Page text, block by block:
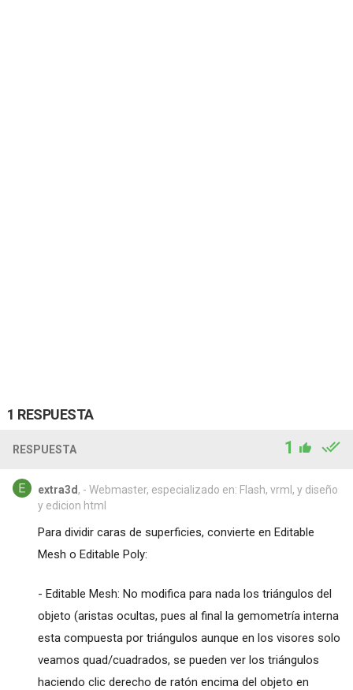
1 RESPUESTA
RESPUESTA 1
extra3d , - Webmaster, especializado en: Flash, vrml, y diseño
y edicion html
Para dividir caras de superficies, convierte en Editable
Mesh o Editable Poly:
- Editable Mesh: No modifica para nada los triángulos del
objeto (aristas ocultas, pues al final la gemometría interna
esta compuesta por triángulos aunque en los visores solo
veamos quad/cuadrados, se pueden ver los triángulos
haciendo clic derecho de ratón encima del objeto en